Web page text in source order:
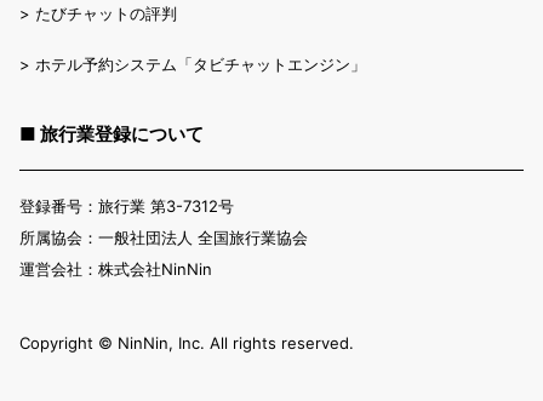
> たびチャットの評判
> ホテル予約システム「タビチャットエンジン」
■ 旅行業登録について
登録番号：旅行業 第3-7312号
所属協会：一般社団法人 全国旅行業協会
運営会社：株式会社NinNin
Copyright ©︎ NinNin, Inc. All rights reserved.